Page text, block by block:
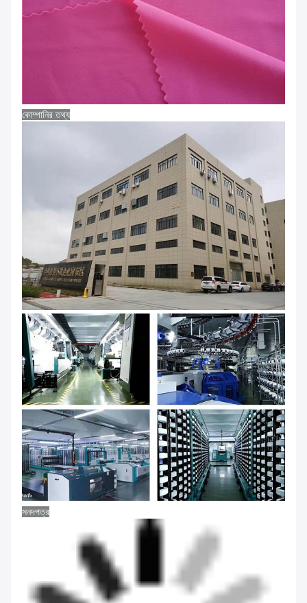
কোম্পানির তথ্য
সনদপত্র